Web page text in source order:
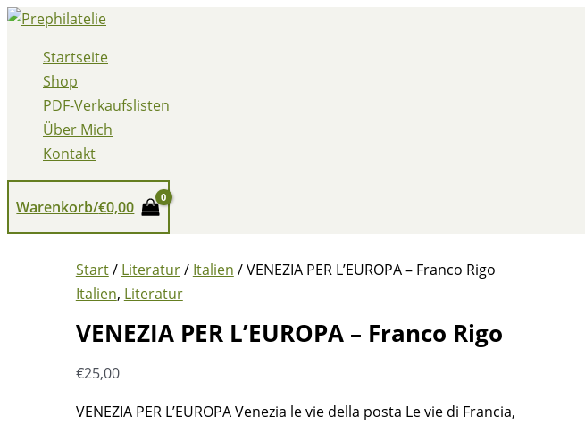
Zum
springenStartseite
Shop
PDF-Verkaufslisten
Über Mich
Kontakt
Warenkorb/€0,00
Start/ Literatur/ Italien / VENEZIA PER L’EUROPA – Franco Rigo
Italien, Literatur
VENEZIA PER L’EUROPA – Franco Rigo
€25,00
VENEZIA PER L’EUROPA Venezia le vie della posta Le vie di Francia,